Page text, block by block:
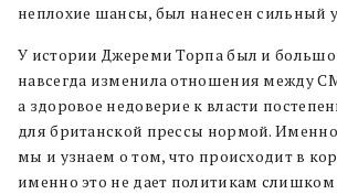
неплохие шансы, был нанесен сильный
У истории Джереми Торпа был и
навсегда изменила отношения между
а здоровое недоверие к власти
для британской прессы нормой.
мы и узнаем о том, что происходит в
именно это не дает политикам слишком